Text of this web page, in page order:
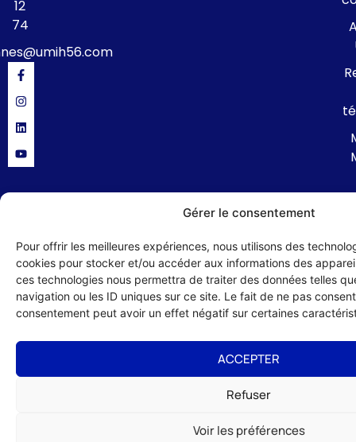
Gérer le consentement
Pour offrir les meilleures expériences, nous utilisons des
cookies pour stocker et/ou accéder aux informations des
ces technologies nous permettra de traiter des données telles
navigation ou les ID uniques sur ce site. Le fait de ne pas
consentement peut avoir un effet négatif sur certaines
ACCEPTER
Refuser
Voir les préférences
12
74
© 2024 UMIH 56 : Union des Métiers et des Industries de l'Hôtellerie du
Morbihan – site réalisé par :Studio HLG